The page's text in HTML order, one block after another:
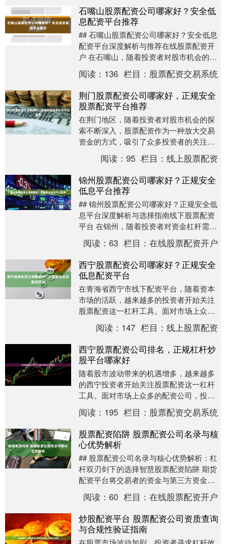
石嘴山股票配资公司哪家好？安全低
息配资平台推荐
## 石嘴山股票配资公司哪家好？安全低息
配资平台深度解析与推荐在线股票配资开
户 在石嘴山，随着投资者对股市机会的探
索日益深入，股票配资作为一种放大资金
工具的需求....
阅读： 136 栏目： 股票配资交易系统
荆门股票配资公司哪家好，正规安全
股票配资平台推荐
在荆门地区，随着投资者对股市机会的探
索不断深入，股票配资作为一种放大交易
资金的方式，吸引了众多投资者的关注。
然而，面对市场上众多的配资公司，投资
者最关心的问题莫....
阅读：95 栏目：线上股票配资
锦州股票配资公司哪家好？正规安全
低息平台推荐
## 锦州股票配资公司哪家好？正规安全低
息平台深度解析与选择指南线下股票配资
平台 在锦州，随着投资者对资金杠杆需求
的增加，股票配资市场逐渐活跃。面对“锦
州股票配....
阅读：63 栏目：在线股票配资开户
西宁股票配资公司哪家好？正规安全
低息配资平台
在青海省西宁市线下配资平台，随着资本
市场的活跃，越来越多的投资者开始关注
股票配资这一杠杆工具。面对市场上众多
的配资公司，投资者最关心的问题莫过
于：“西宁股票配资....
阅读： 147 栏目：线上股票配资
西宁股票配资公司排名，正规杠杆炒
股平台哪家好
随着股市波动带来的机遇增多，越来越多
的西宁投资者开始关注股票配资这一杠杆
工具。面对市场上众多的配资公司，投资
者往往困惑于如何选择正规可靠的平台。
本文将深入分析西....
阅读： 195 栏目： 股票配资交易系统
股票配资陷阱 股票配资公司名录与核
心优势解析
## 股票配资公司名录与核心优势解析：杠
杆双刃剑下的选择智慧股票配资陷阱 期货
配资平台将交易者的资金与第三方资金提
供商的资金相匹配。交易者只需存入一定
比例的保证....
阅读：60 栏目：在线股票配资开户
炒股配资平台 股票配资公司资质查询
与合规性验证指南